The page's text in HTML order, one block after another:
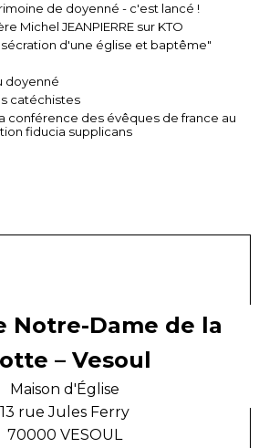
de doyenné - c'est lancé !
Michel JEANPIERRE sur KTO
d'une église et baptême"
doyenné
catéchistes
conférence des évêques de france au
fiducia supplicans
Notre-Dame de la
– Vesoul
Maison d'Église
13 rue Jules Ferry
70000 VESOUL